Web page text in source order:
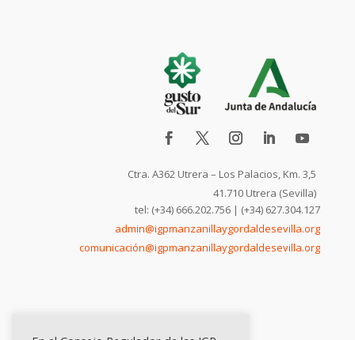
Ctra. A362 Utrera – Los Palacios, Km. 3,5
41.710 Utrera (Sevilla)
tel: (+34) 666.202.756 | (+34) 627.304.127
admin@igpmanzanillaygordaldesevilla.org
comunicación@igpmanzanillaygordaldesevilla.org